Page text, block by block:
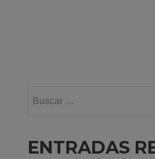
ENTRADAS